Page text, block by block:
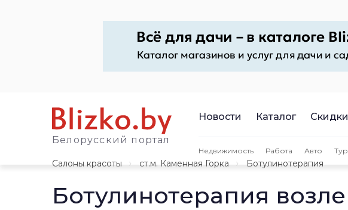
Белорусский портал
Новости Каталог Скидки
Недвижимость Работа Авто
Салоны красоты
ст.м. Каменная Горка Ботулинотерапия
Ботулинотерапия